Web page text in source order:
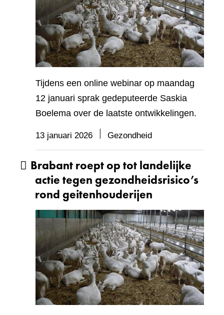
Tijdens een online webinar op maandag
12 januari sprak gedeputeerde Saskia
Boelema over de laatste ontwikkelingen.
13 januari 2026 Gezondheid
Brabant roept op tot landelijke
actie tegen gezondheidsrisico’s
rond geitenhouderijen